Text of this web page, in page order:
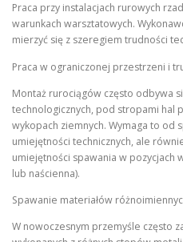
Praca przy instalacjach rurowych
warunkach warsztatowych.
mierzyć się z szeregiem trudności
Praca w ograniczonej przestrzeni i
Montaż rurociągów często odbywa
technologicznych, pod stropami hal
wykopach ziemnych. Wymaga to od
umiejętności technicznych, ale
umiejętności spawania w pozycjach
lub naścienna).
Spawanie materiałów
W nowoczesnym przemyśle często